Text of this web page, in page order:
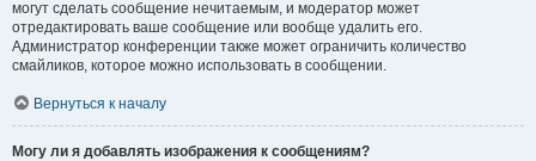
могут сделать сообщение нечитаемым, и модератор может
отредактировать ваше сообщение или вообще удалить его.
Администратор конференции также может ограничить количество
смайликов, которое можно использовать в сообщении.
Вернуться к началу
Могу ли я добавлять изображения к сообщениям?